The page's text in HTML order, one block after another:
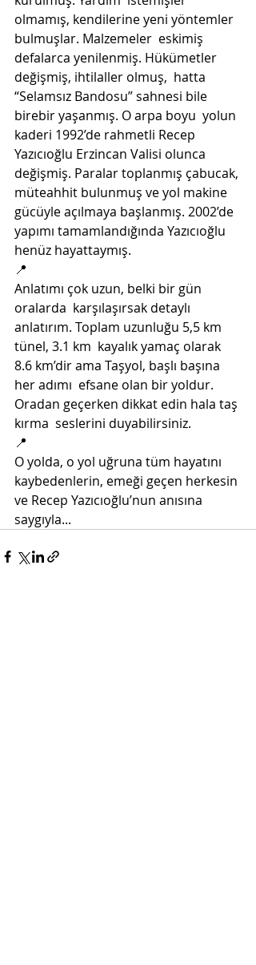
olmamış, kendilerine yeni yöntemler
bulmuşlar. Malzemeler  eskimiş
defalarca yenilenmiş. Hükümetler
değişmiş, ihtilaller olmuş,  hatta
“Selamsız Bandosu” sahnesi bile
birebir yaşanmış. O arpa boyu  yolun
kaderi 1992’de rahmetli Recep
Yazıcıoğlu Erzincan Valisi olunca
değişmiş. Paralar toplanmış çabucak,
müteahhit bulunmuş ve yol makine
gücüyle açılmaya başlanmış. 2002’de
yapımı tamamlandığında Yazıcıoğlu
henüz hayattaymış.
📍
Anlatımı çok uzun, belki bir gün
oralarda  karşılaşırsak detaylı
anlatırım. Toplam uzunluğu 5,5 km
tünel, 3.1 km  kayalık yamaç olarak
8.6 km’dir ama Taşyol, başlı başına
her adımı  efsane olan bir yoldur.
Oradan geçerken dikkat edin hala taş
kırma  seslerini duyabilirsiniz.
📍
O yolda, o yol uğruna tüm hayatını
kaybedenlerin, emeği geçen herkesin
ve Recep Yazıcıoğlu’nun anısına
saygıyla...